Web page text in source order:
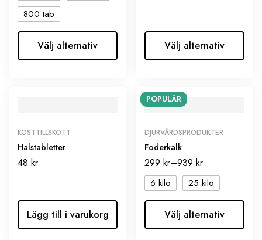
800 tab
Välj alternativ Välj alternativ
KOSTTILLSKOTT
Halstabletter
48 kr
Lägg till i varukorg
POPULÄR
DJURVÅRDSPRODUKTER
Foderkalk
299 kr–939 kr
6 kilo 25 kilo
Välj alternativ